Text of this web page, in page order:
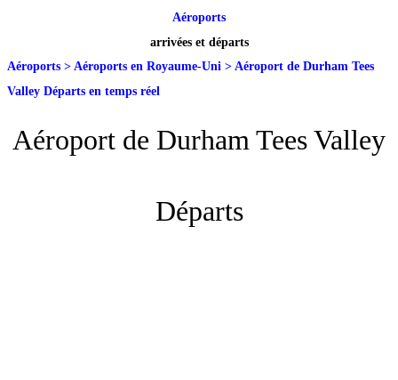
Aéroports
arrivées et départs
Aéroports > Aéroports en Royaume-Uni > Aéroport de Durham Tees
Valley Départs en temps réel
Aéroport de Durham Tees Valley
Départs